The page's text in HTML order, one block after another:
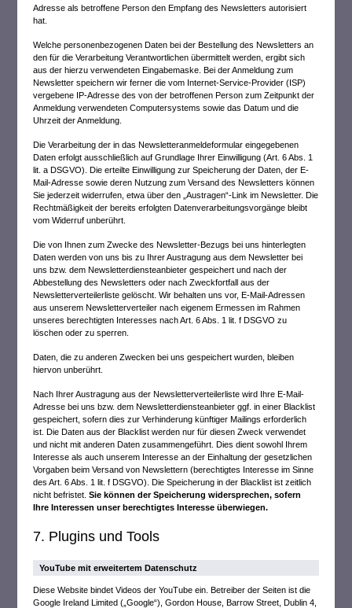
Adresse als betroffene Person den Empfang des Newsletters autorisiert
hat.
Welche personenbezogenen Daten bei der Bestellung des Newsletters an
den für die Verarbeitung Verantwortlichen übermittelt werden, ergibt sich
aus der hierzu verwendeten Eingabemaske. Bei der Anmeldung zum
Newsletter speichern wir ferner die vom Internet-Service-Provider (ISP)
vergebene IP-Adresse des von der betroffenen Person zum Zeitpunkt der
Anmeldung verwendeten Computersystems sowie das Datum und die
Uhrzeit der Anmeldung.
Die Verarbeitung der in das Newsletteranmeldeformular eingegebenen
Daten erfolgt ausschließlich auf Grundlage Ihrer Einwilligung (Art. 6 Abs. 1
lit. a DSGVO). Die erteilte Einwilligung zur Speicherung der Daten, der E-
Mail-Adresse sowie deren Nutzung zum Versand des Newsletters können
Sie jederzeit widerrufen, etwa über den „Austragen“-Link im Newsletter. Die
Rechtmäßigkeit der bereits erfolgten Datenverarbeitungsvorgänge bleibt
vom Widerruf unberührt.
Die von Ihnen zum Zwecke des Newsletter-Bezugs bei uns hinterlegten
Daten werden von uns bis zu Ihrer Austragung aus dem Newsletter bei
uns bzw. dem Newsletterdiensteanbieter gespeichert und nach der
Abbestellung des Newsletters oder nach Zweckfortfall aus der
Newsletterverteilerliste gelöscht. Wir behalten uns vor, E-Mail-Adressen
aus unserem Newsletterverteiler nach eigenem Ermessen im Rahmen
unseres berechtigten Interesses nach Art. 6 Abs. 1 lit. f DSGVO zu
löschen oder zu sperren.
Daten, die zu anderen Zwecken bei uns gespeichert wurden, bleiben
hiervon unberührt.
Nach Ihrer Austragung aus der Newsletterverteilerliste wird Ihre E-Mail-
Adresse bei uns bzw. dem Newsletterdiensteanbieter ggf. in einer Blacklist
gespeichert, sofern dies zur Verhinderung künftiger Mailings erforderlich
ist. Die Daten aus der Blacklist werden nur für diesen Zweck verwendet
und nicht mit anderen Daten zusammengeführt. Dies dient sowohl Ihrem
Interesse als auch unserem Interesse an der Einhaltung der gesetzlichen
Vorgaben beim Versand von Newslettern (berechtigtes Interesse im Sinne
des Art. 6 Abs. 1 lit. f DSGVO). Die Speicherung in der Blacklist ist zeitlich
nicht befristet.Sie können der Speicherung widersprechen, sofern
Ihre Interessen unser berechtigtes Interesse überwiegen.
7. Plugins und Tools
YouTube mit erweitertem Datenschutz
Diese Website bindet Videos der YouTube ein. Betreiber der Seiten ist die
Google Ireland Limited („Google“), Gordon House, Barrow Street, Dublin 4,